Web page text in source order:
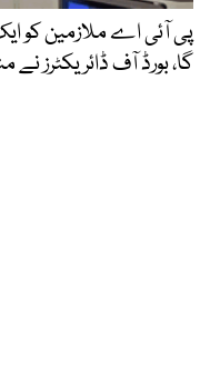
پی آئی اے ملازمین کو
گا، بورڈ آف ڈائریکٹرز